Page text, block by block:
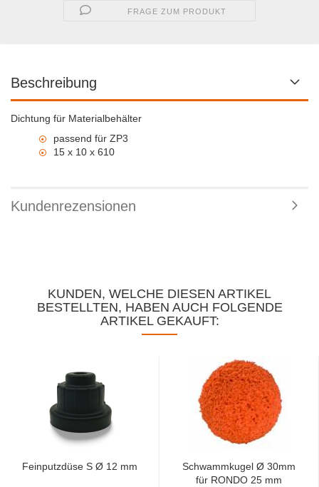
FRAGE ZUM PRODUKT
Beschreibung
Dichtung für Materialbehälter
passend für ZP3
15 x 10 x 610
Kundenrezensionen
KUNDEN, WELCHE DIESEN ARTIKEL
BESTELLTEN, HABEN AUCH FOLGENDE
ARTIKEL GEKAUFT:
Feinputzdüse S Ø 12 mm
Schwammkugel Ø 30mm
für RONDO 25 mm